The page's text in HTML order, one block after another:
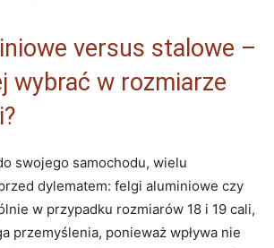
versus stalowe –
⁢wybrać w rozmiarze
swojego samochodu, wielu
dylematem: felgi ⁢aluminiowe ‍czy
w przypadku ⁤rozmiarów⁤ 18 ​i 19⁣ cali,
przemyślenia, ponieważ wpływa nie